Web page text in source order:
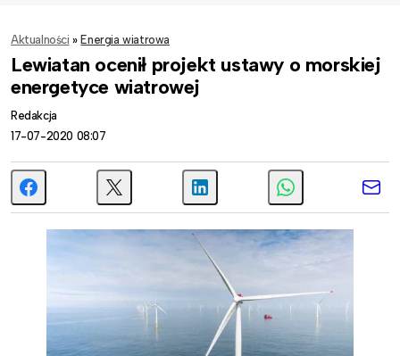
Aktualności » Energia wiatrowa
Lewiatan ocenił projekt ustawy o morskiej
energetyce wiatrowej
Redakcja
17-07-2020 08:07